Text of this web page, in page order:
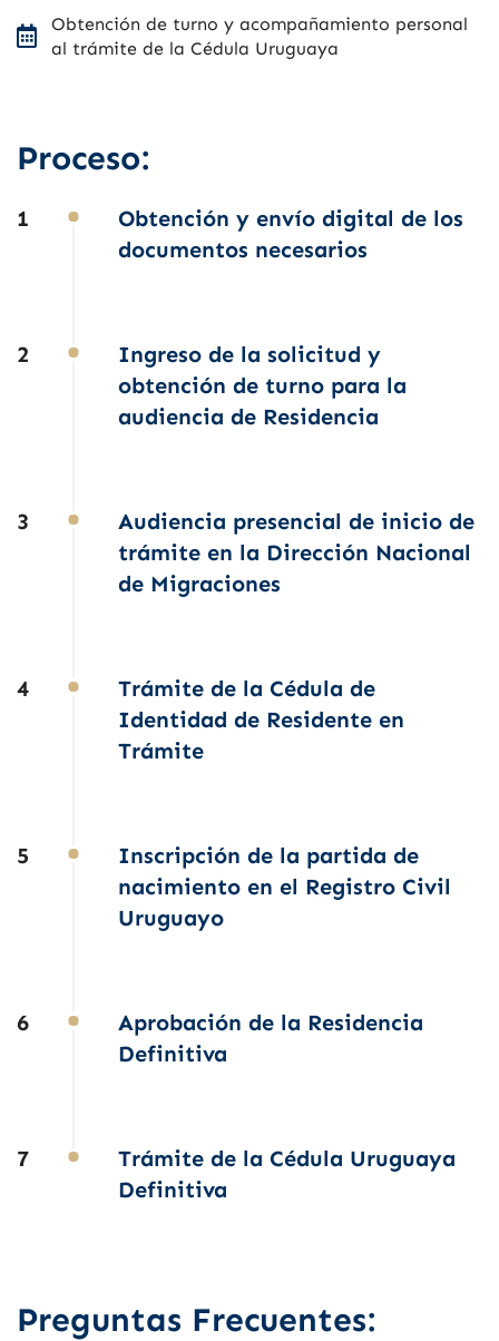
Obtención de turno y acompañamiento personal
al trámite de la Cédula Uruguaya
Proceso:
1
Obtención y envío digital de los
documentos necesarios
2
Ingreso de la solicitud y
obtención de turno para la
audiencia de Residencia
3
Audiencia presencial de inicio de
trámite en la Dirección Nacional
de Migraciones
4
Trámite de la Cédula de
Identidad de Residente en
Trámite
5
Inscripción de la partida de
nacimiento en el Registro Civil
Uruguayo
6
Aprobación de la Residencia
Definitiva
7
Trámite de la Cédula Uruguaya
Definitiva
Preguntas Frecuentes: